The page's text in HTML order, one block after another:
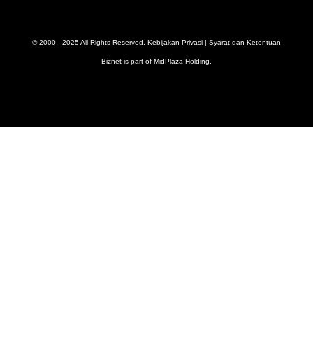
© 2000 - 2025 All Rights Reserved. Kebijakan Privasi | Syarat dan Ketentuan
Biznet is part of MidPlaza Holding